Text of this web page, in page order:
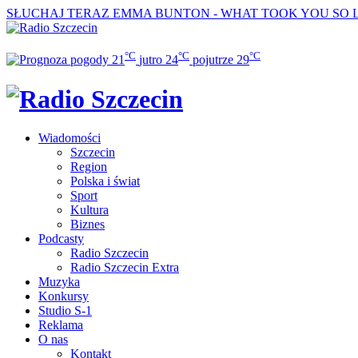
SŁUCHAJ TERAZ EMMA BUNTON - WHAT TOOK YOU SO
21 °C jutro 24°C pojutrze 29°C
Wiadomości
Szczecin
Region
Polska i świat
Sport
Kultura
Biznes
Podcasty
Radio Szczecin
Radio Szczecin Extra
Muzyka
Konkursy
Studio S-1
Reklama
O nas
Kontakt